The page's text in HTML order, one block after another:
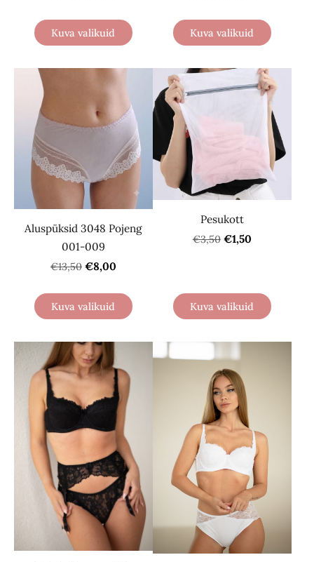
Kuva valikuid Kuva valikuid
Aluspüksid 3048 Pojeng
001-009
€13,50 €8,00
Kuva valikuid
Pesukott
€3,50 €1,50
Kuva valikuid